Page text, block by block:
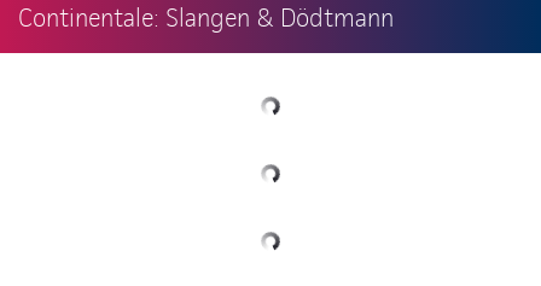
Continentale: Slangen & Dödtmann